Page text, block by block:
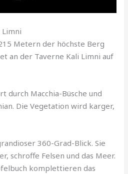
Limni
Metern der höchste Berg
an der Taverne Kali Limni auf
durch Macchia-Büsche und
Die Vegetation wird karger,
360-Grad-Blick. Sie
schroffe Felsen und das Meer.
komplettieren das